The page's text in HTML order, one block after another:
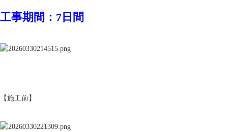
工事期間：7日間
【施工前】